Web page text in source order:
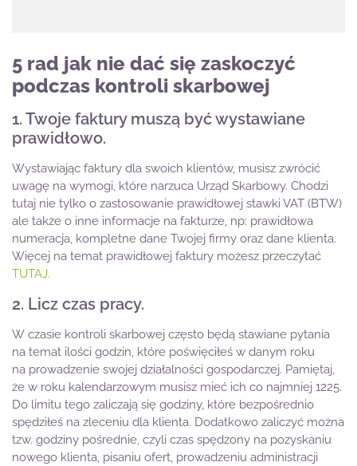
5 rad jak nie dać się zaskoczyć
podczas kontroli skarbowej
1. Twoje faktury muszą być wystawiane
prawidłowo.
Wystawiając faktury dla swoich klientów, musisz zwrócić
uwagę na wymogi, które narzuca Urząd Skarbowy. Chodzi
tutaj nie tylko o zastosowanie prawidłowej stawki VAT (BTW)
ale także o inne informacje na fakturze, np: prawidłowa
numeracja, kompletne dane Twojej firmy oraz dane klienta.
Więcej na temat prawidłowej faktury możesz przeczytać
TUTAJ.
2. Licz czas pracy.
W czasie kontroli skarbowej często będą stawiane pytania
na temat ilości godzin, które poświęciłeś w danym roku
na prowadzenie swojej działalności gospodarczej. Pamiętaj,
że w roku kalendarzowym musisz mieć ich co najmniej 1225.
Do limitu tego zaliczają się godziny, które bezpośrednio
spędziłeś na zleceniu dla klienta. Dodatkowo zaliczyć można
tzw. godziny pośrednie, czyli czas spędzony na pozyskaniu
nowego klienta, pisaniu ofert, prowadzeniu administracji